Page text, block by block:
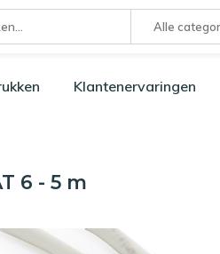
Alle
Klantenervaringen
6 - 5 m